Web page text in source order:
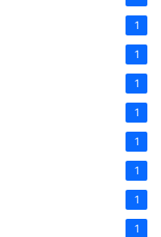
1
1
1
1
1
1
1
1